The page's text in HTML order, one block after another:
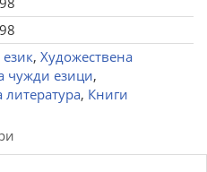
, Художествена
чужди езици,
литература, Книги